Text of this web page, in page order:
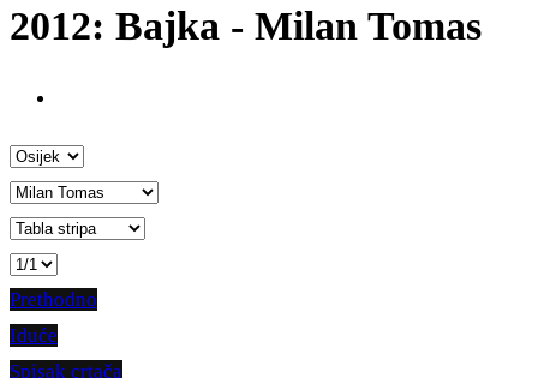
2012: Bajka - Milan Tomas
Prethodno
Iduće
Spisak crtača